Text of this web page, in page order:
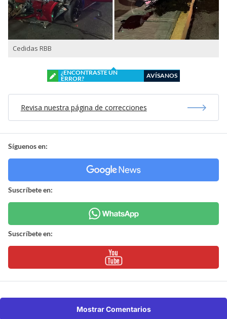
Cedidas RBB
¿ENCONTRASTE UN
ERROR?
AVÍSANOS
Revisa nuestra página de correcciones
Síguenos en:
Suscríbete en:
Suscríbete en:
Mostrar Comentarios